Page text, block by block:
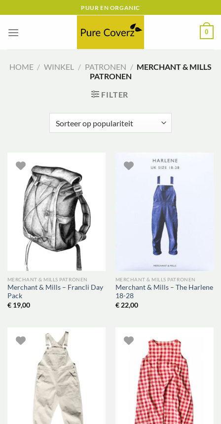
naar
inhoud
PUUR EN ORGANIC
0
HOME / WINKEL / PATRONEN / MERCHANT & MILLS
PATRONEN
FILTER
MERCHANT & MILLS PATRONEN
Merchant & Mills – Francli Day
Pack
€19,00
MERCHANT & MILLS PATRONEN
Merchant & Mills – The Harlene
18-28
€22,00